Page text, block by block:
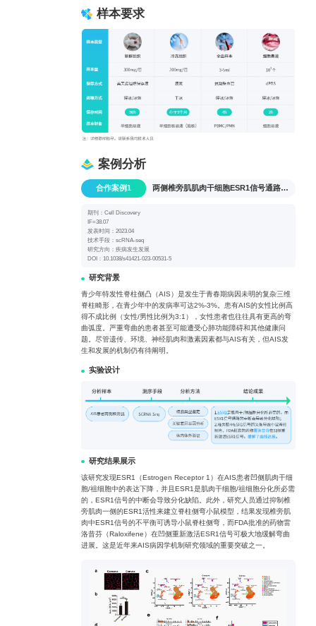
样本要求
案例分析
合作案例1 两侧椎旁肌肌肉干细胞ESR1信号通路不对称在青少年特发性脊柱侧凸发生发展中的作用
期刊：Cell Discovery
IF=38.07
发表时间：2023.04
技术手段：scRNA-seq
研究方向：疾病发生发展
DOI：10.1038/s41421-023-00531-5
研究背景
青少年特发性脊柱侧凸（AIS）是发生于青春期病因未明的复杂三维
脊柱畸形，在青少年中的发病率可达2%-3%。患有AIS的女性比例高
得不成比例（女性/男性比例为3:1），女性患者也往往具有更高的弯
曲弧度。严重弯曲的患者甚至可能遭受心肺功能障碍和其他健康问
题。尽管遗传、环境、神经肌肉和激素因素都与AIS有关，但AIS发
生和发展的机制仍有待阐明。
实验设计
研究结果展示
该研究发现ESR1（Estrogen Receptor 1）在AIS患者凹侧肌肉干细
胞/祖细胞中的表达下降，并且ESR1是肌肉干细胞/祖细胞分化所必需
的，ESR1信号的中断会导致分化缺陷。此外，研究人员通过抑制椎
旁肌肉一侧的ESR1活性来建立脊柱侧弯小鼠模型，结果发现椎旁肌
肉中ESR1信号的不平衡可诱导小鼠脊柱侧弯，而FDA批准的药物雷
洛昔芬（Raloxifene）在凹侧重新激活ESR1信号可极大地缓解弯曲
进展。这是近年来AIS病因学机制研究领域的重要突破之一。